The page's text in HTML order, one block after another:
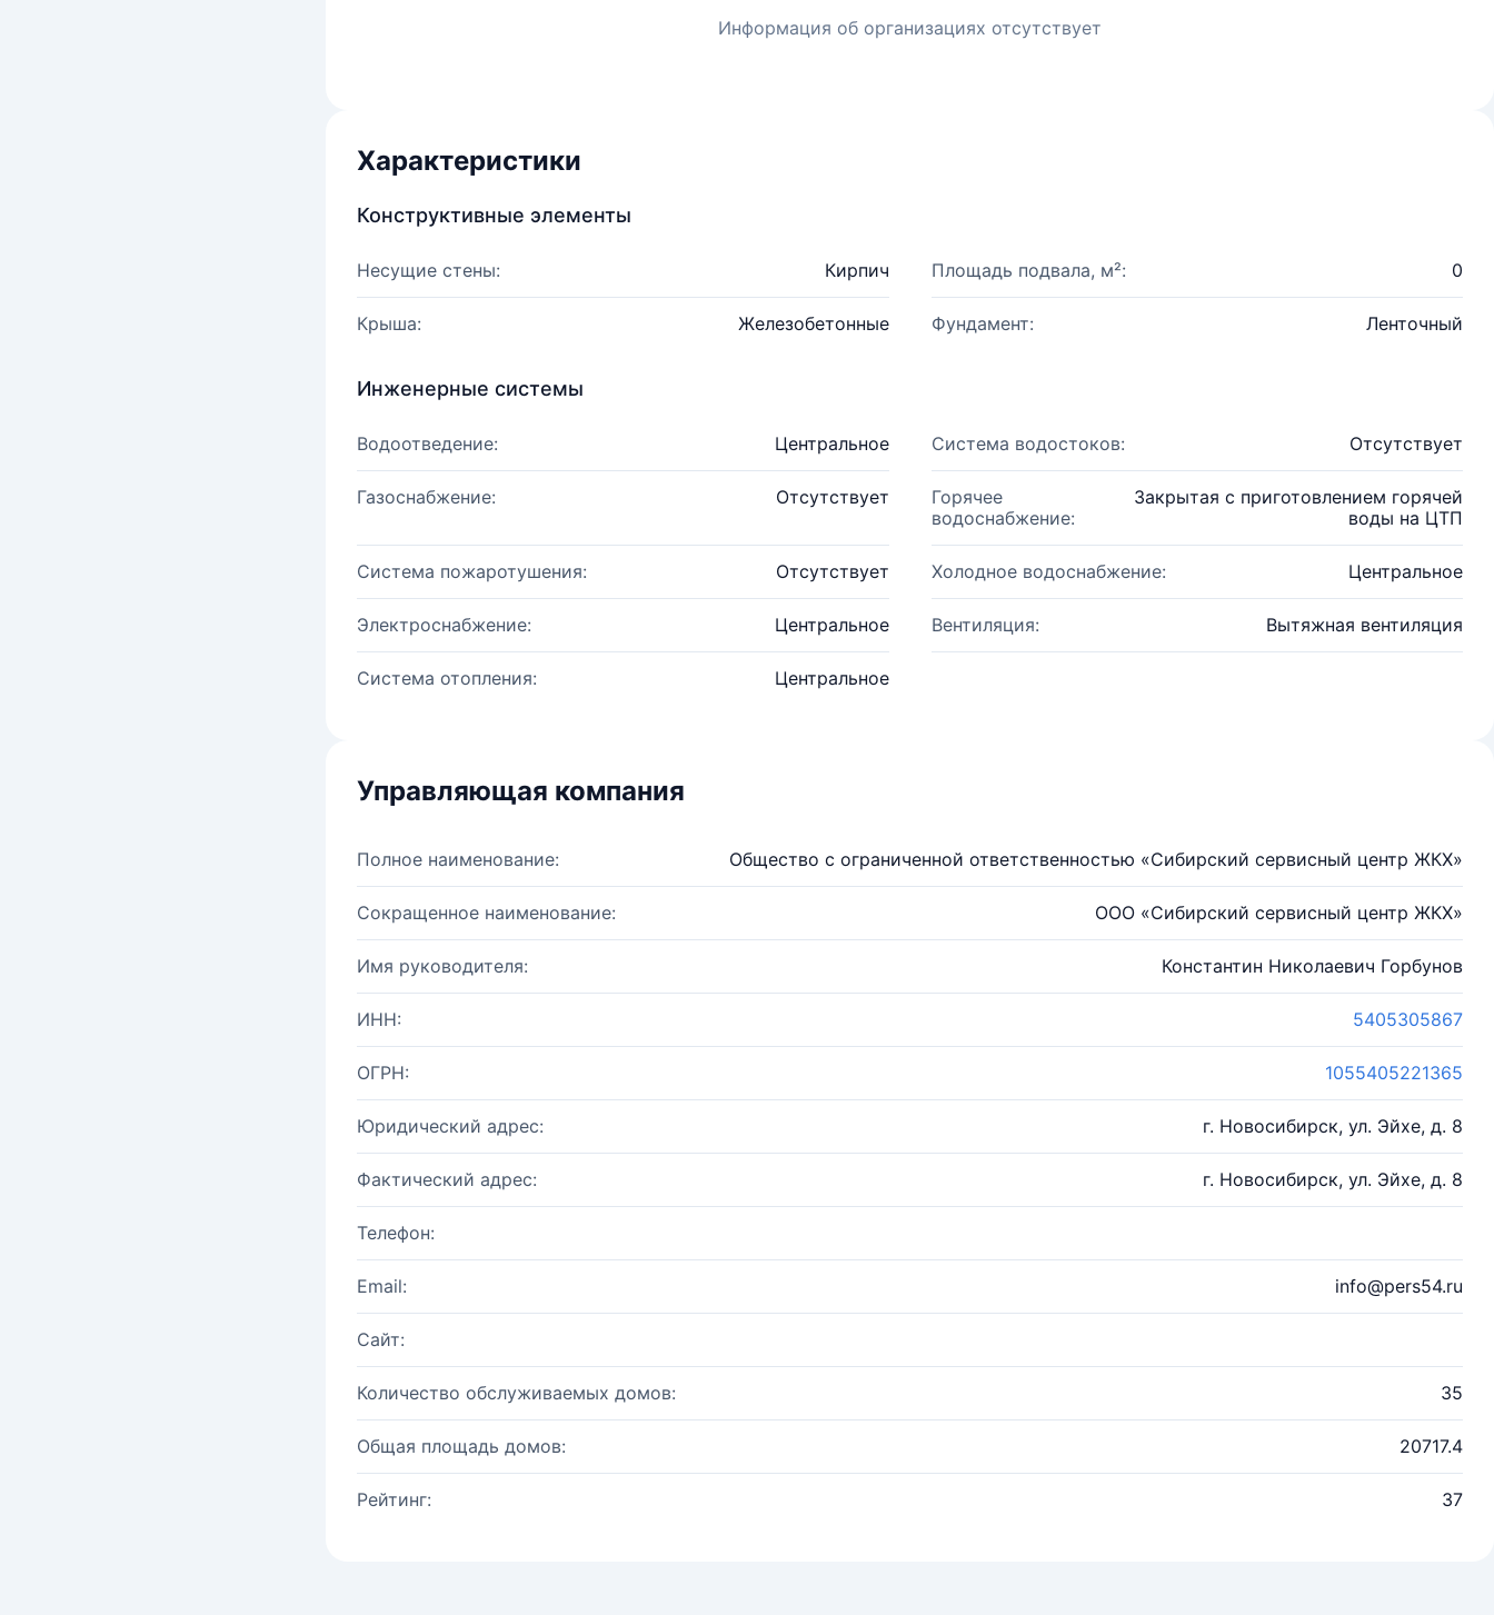
Информация об организациях отсутствует
Характеристики
Конструктивные элементы
Несущие стены: Кирпич Площадь подвала, м²: 0
Крыша: Железобетонные Фундамент: Ленточный
Инженерные системы
Водоотведение: Центральное Система водостоков: Отсутствует
Газоснабжение: Отсутствует
Горячее
водоснабжение:
Закрытая с приготовлением горячей
воды на ЦТП
Система пожаротушения: Отсутствует Холодное водоснабжение: Центральное
Электроснабжение: Центральное Вентиляция: Вытяжная вентиляция
Система отопления: Центральное
Управляющая компания
Полное наименование: Общество с ограниченной ответственностью «Сибирский сервисный центр ЖКХ»
Сокращенное наименование: ООО «Сибирский сервисный центр ЖКХ»
Имя руководителя: Константин Николаевич Горбунов
ИНН: 5405305867
ОГРН: 1055405221365
Юридический адрес: г. Новосибирск, ул. Эйхе, д. 8
Фактический адрес: г. Новосибирск, ул. Эйхе, д. 8
Телефон:
Email: info@pers54.ru
Сайт:
Количество обслуживаемых домов: 35
Общая площадь домов: 20717.4
Рейтинг: 37